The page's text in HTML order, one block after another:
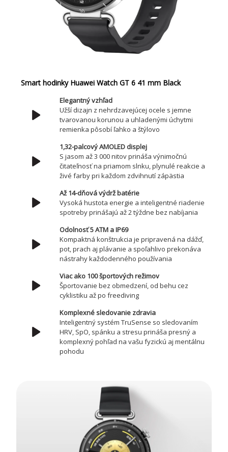
Smart hodinky Huawei Watch GT 6 41 mm Black
Elegantný vzhľad
Užší dizajn z nehrdzavejúcej ocele s jemne
tvarovanou korunou a uhladenými úchytmi
remienka pôsobí ľahko a štýlovo
1,32-palcový AMOLED displej
S jasom až 3 000 nitov prináša výnimočnú
čitateľnosť na priamom slnku, plynulé reakcie a
živé farby pri každom zdvihnutí zápästia
Až 14-dňová výdrž batérie
Vysoká hustota energie a inteligentné riadenie
spotreby prinášajú až 2 týždne bez nabíjania
Odolnosť 5 ATM a IP69
Kompaktná konštrukcia je pripravená na dážď,
pot, prach aj plávanie a spoľahlivo prekonáva
nástrahy každodenného používania
Viac ako 100 športových režimov
Športovanie bez obmedzení, od behu cez
cyklistiku až po freediving
Komplexné sledovanie zdravia
Inteligentný systém TruSense so sledovaním
HRV, SpO, spánku a stresu prináša presný a
komplexný pohľad na vašu fyzickú aj mentálnu
pohodu